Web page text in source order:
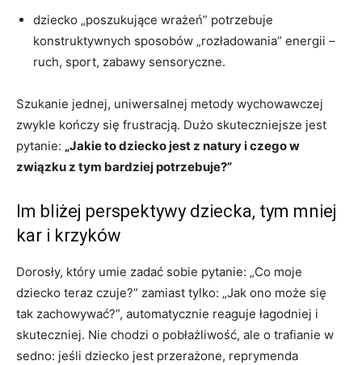
dziecko „poszukujące wrażeń” potrzebuje
konstruktywnych sposobów „rozładowania” energii –
ruch, sport, zabawy sensoryczne.
Szukanie jednej, uniwersalnej metody wychowawczej
zwykle kończy się frustracją. Dużo skuteczniejsze jest
pytanie: „Jakie to dziecko jest z natury i czego w
związku z tym bardziej potrzebuje?”
Im bliżej perspektywy dziecka, tym mniej
kar i krzyków
Dorosły, który umie zadać sobie pytanie: „Co moje
dziecko teraz czuje?” zamiast tylko: „Jak ono może się
tak zachowywać?”, automatycznie reaguje łagodniej i
skuteczniej. Nie chodzi o pobłażliwość, ale o trafianie w
sedno: jeśli dziecko jest przerażone, reprymenda